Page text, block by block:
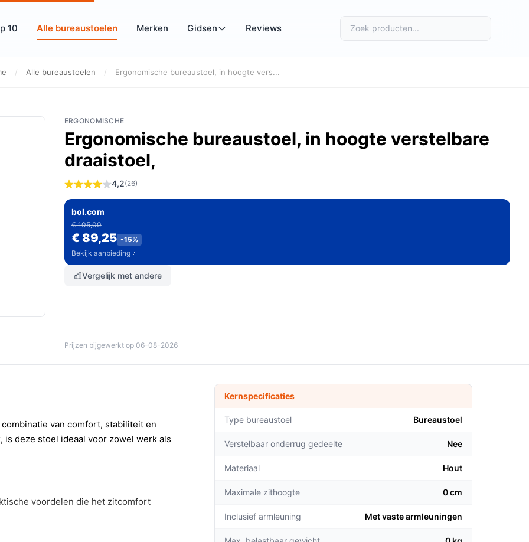
10 Alle bureaustoelen Merken Gidsen Reviews
/ Alle bureaustoelen / Ergonomische bureaustoel, in hoogte vers...
ERGONOMISCHE
Ergonomische bureaustoel, in hoogte verstelbare
draaistoel,
4,2(26)
bol.com
€ 105,00
€ 89,25 -15%
Bekijk aanbieding
Vergelijk met andere
Prijzen bijgewerkt op 06-08-2026
van comfort, stabiliteit en
deze stoel ideaal voor zowel werk als
voordelen die het zitcomfort
Kernspecificaties
Type bureaustoel Bureaustoel
Verstelbaar onderrug gedeelte Nee
Materiaal Hout
Maximale zithoogte 0 cm
Inclusief armleuning Met vaste armleuningen